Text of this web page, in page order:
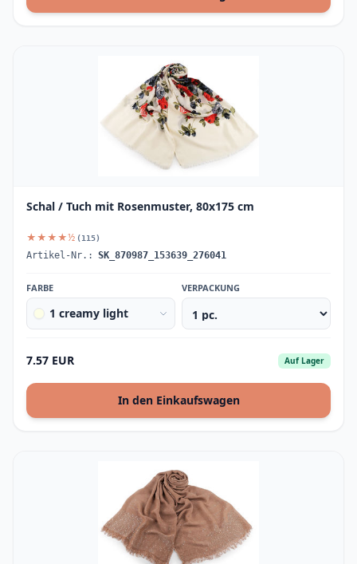
Schal / Tuch mit Rosenmuster, 80x175 cm
★★★★½ (115)
Artikel-Nr.: SK_870987_153639_276041
FARBE
1 creamy light
VERPACKUNG
7.57 EUR Auf Lager
In den Einkaufswagen